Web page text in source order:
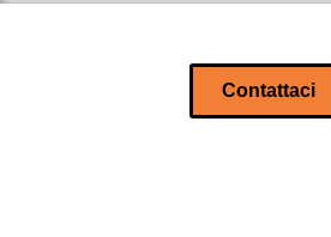
Contattaci